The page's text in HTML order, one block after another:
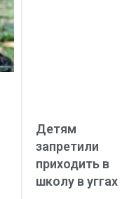
Детям
запретили
приходить в
школу в уггах